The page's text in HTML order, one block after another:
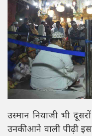
उस्मान नियाजी भी
उनकी आने वाली पीढ़ी